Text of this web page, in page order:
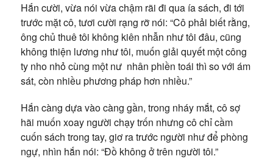
Hắn cười, vừa nói vừa chậm rãi đi qua ía sách, đi tới
trước mặt cô, tươi cười rạng rỡ nói: “Cô phải biết rằng,
ông chủ thuê tôi không kiên nhẫn như tôi đâu, cũng
không thiện lương như tôi, muốn giải quyết một công
ty nho nhỏ cùng một nư nhân phiền toái thì so với ám
sát, còn nhiều phương pháp hơn nhiều.”
Hắn càng dựa vào càng gần, trong nháy mắt, cô sợ
hãi muốn xoay người chạy trốn nhưng cô chỉ cầm
cuốn sách trong tay, giơ ra trước người như để phòng
ngự, nhìn hắn nói: “Đồ không ở trên người tôi.”